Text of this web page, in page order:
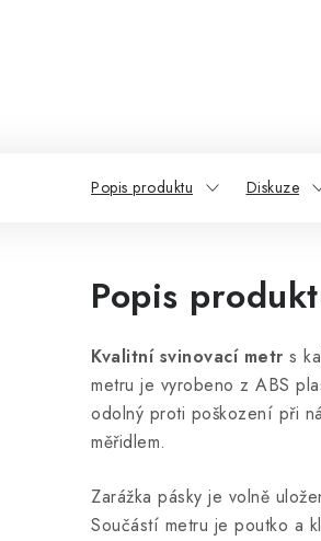
Popis produktu Diskuze
Popis
Kvalitní svinovací metr s
metru je vyrobeno z ABS
odolný proti poškození při
měřidlem.
Zarážka pásky je volně
Součástí metru je poutko a